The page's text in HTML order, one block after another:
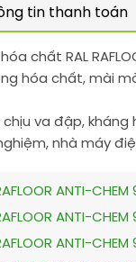
tin thanh toán
chất RAL
hóa chất, mài
va đập,
nhà máy
ANTI-CHEM
ANTI-CHEM
ANTI-CHEM